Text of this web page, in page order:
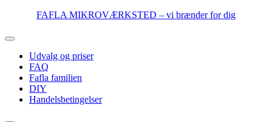
indhold
FAFLA MIKROVÆRKSTED – vi brænder for dig
Udvalg og priser
FAQ
Fafla familien
DIY
Handelsbetingelser